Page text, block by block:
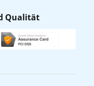
Qualität